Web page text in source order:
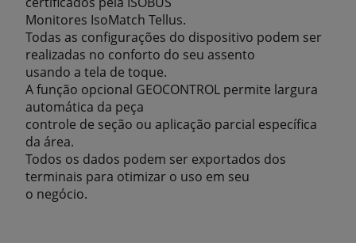
Monitores IsoMatch Tellus.
Todas as configurações do dispositivo podem ser
realizadas no conforto do seu assento
usando a tela de toque.
A função opcional GEOCONTROL permite largura
automática da peça
controle de seção ou aplicação parcial específica
da área.
Todos os dados podem ser exportados dos
terminais para otimizar o uso em seu
o negócio.